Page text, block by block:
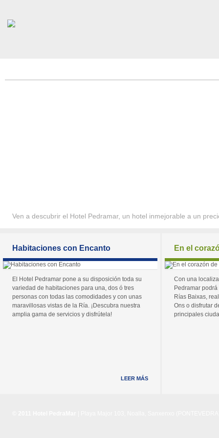
Ven a descubrir el Hotel Pedramar, un hotel inmejorable a un
Habitaciones con Encanto
El Hotel Pedramar pone a su disposición toda su
variedad de habitaciones para una, dos ó tres
personas con todas las comodidades y con unas
maravillosas vistas de la Ría. ¡Descubra nuestra
amplia gama de servicios y disfrútela!
LEER MÁS
En el
Con una
Pedramar
Rías Baixas,
Ons o disfrutar
principales